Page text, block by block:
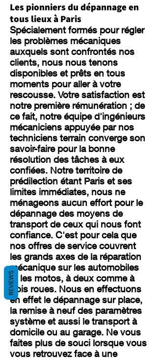
Les pionniers du dépannage en
tous lieux à Paris
Spécialement formés pour régler
les problèmes mécaniques
auxquels sont confrontés nos
clients, nous nous tenons
disponibles et prêts en tous
moments pour aller à votre
rescousse. Votre satisfaction est
notre première rémunération ; de
ce fait, notre équipe d'ingénieurs
mécaniciens appuyée par nos
techniciens terrain converge son
savoir-faire pour la bonne
résolution des tâches à eux
confiées. Notre territoire de
prédilection étant Paris et ses
limites immédiates, nous ne
ménageons aucun effort pour le
dépannage des moyens de
transport de ceux qui nous font
confiance. C'est pour cela que
nos offres de service couvrent
les grands axes de la réparation
mécanique sur les automobiles
et les motos, à deux comme à
trois roues. Nous en effectuons
en effet le dépannage sur place,
la remise à neuf des paramètres
système et aussi le transport à
domicile ou au garage. Ne vous
faites plus de souci lorsque vous
vous retrouvez face à une
REVIEWS